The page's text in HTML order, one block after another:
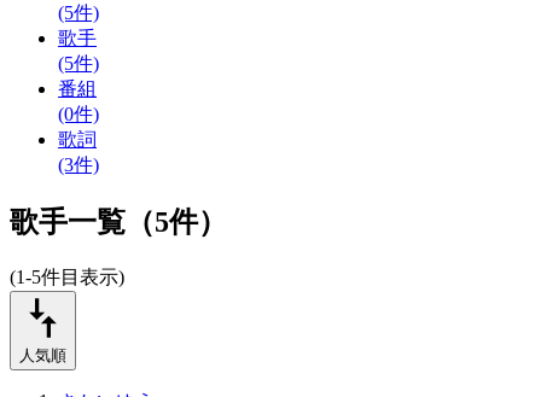
(5件)
歌手
(5件)
番組
(0件)
歌詞
(3件)
歌手一覧（5件）
(1-5件目表示)
人気順